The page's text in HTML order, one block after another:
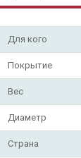
Для кого
Покрытие
Вес
Диаметр
Страна